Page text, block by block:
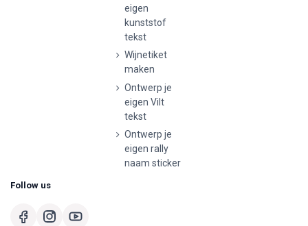
eigen
kunststof
tekst
Wijnetiket
maken
Ontwerp je
eigen Vilt
tekst
Ontwerp je
eigen rally
naam sticker
Follow us